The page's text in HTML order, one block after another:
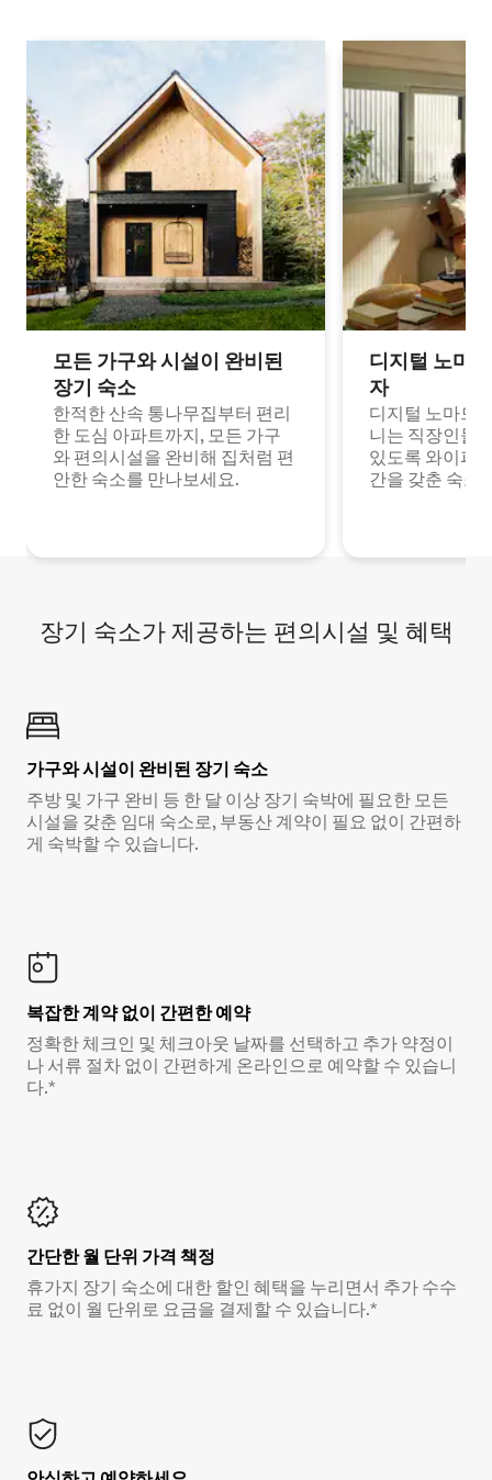
모든 가구와 시설이 완비된
장기 숙소
한적한 산속 통나무집부터 편리
한 도심 아파트까지, 모든 가구
와 편의시설을 완비해 집처럼 편
안한 숙소를 만나보세요.
디지털 노마
자
디지털 노마드
니는 직장인들
있도록 와이파
간을 갖춘 숙소
장기 숙소가 제공하는 편의시설 및 혜택
가구와 시설이 완비된 장기 숙소
주방 및 가구 완비 등 한 달 이상 장기 숙박에 필요한 모든
시설을 갖춘 임대 숙소로, 부동산 계약이 필요 없이 간편하
게 숙박할 수 있습니다.
복잡한 계약 없이 간편한 예약
정확한 체크인 및 체크아웃 날짜를 선택하고 추가 약정이
나 서류 절차 없이 간편하게 온라인으로 예약할 수 있습니
다.*
간단한 월 단위 가격 책정
휴가지 장기 숙소에 대한 할인 혜택을 누리면서 추가 수수
료 없이 월 단위로 요금을 결제할 수 있습니다.*